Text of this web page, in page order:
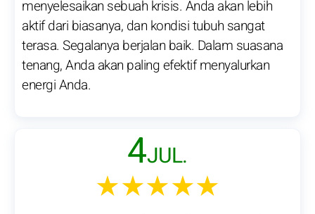
menyelesaikan sebuah krisis. Anda akan lebih
aktif dari biasanya, dan kondisi tubuh sangat
terasa. Segalanya berjalan baik. Dalam suasana
tenang, Anda akan paling efektif menyalurkan
energi Anda.
4JUL.
★★★★★